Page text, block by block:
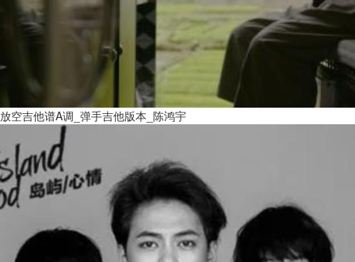
放空吉他谱A调_弹手吉他版本_陈鸿宇